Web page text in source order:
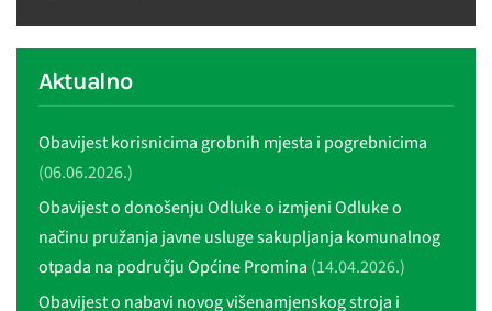
Aktualno
Obavijest korisnicima grobnih mjesta i pogrebnicima
(06.06.2026.)
Obavijest o donošenju Odluke o izmjeni Odluke o
načinu pružanja javne usluge sakupljanja komunalnog
otpada na području Općine Promina (14.04.2026.)
Obavijest o nabavi novog višenamjenskog stroja i